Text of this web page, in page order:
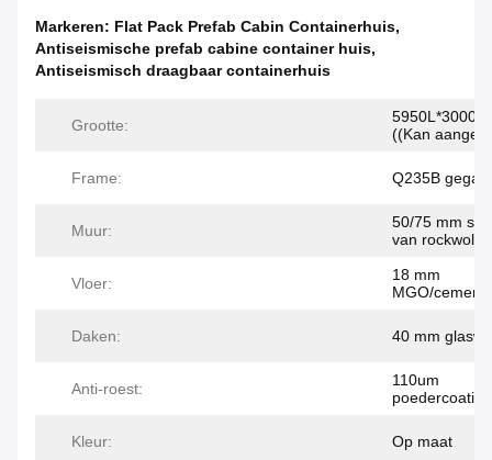
Markeren: Flat Pack Prefab Cabin Containerhuis,
Antiseismische prefab cabine container huis,
Antiseismisch draagbaar containerhuis
Grootte:
((Kan
Frame: Q235B
Muur:
50/75 mm
van rockwol
Vloer:
18 mm
MGO/
Daken: 40 mm
Anti-roest:
110um
Kleur: Op maat